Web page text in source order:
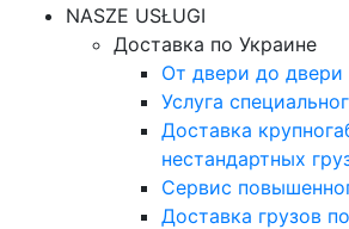
NASZE USŁUGI
Доставка по Украине
От двери до двери
Услуга
Доставка
нестандартных
Сервис
Доставка грузов